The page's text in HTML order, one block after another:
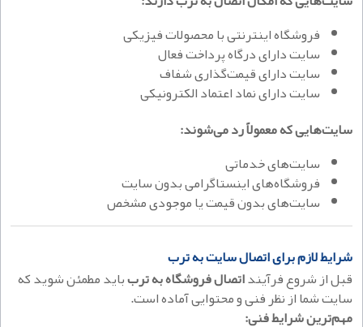
فروشگاه اینترنتی با محصولات فیزیکی
سایت دارای درگاه پرداخت فعال
سایت دارای قیمت‌گذاری شفاف
سایت دارای نماد اعتماد الکترونیکی
سایت‌هایی که معمولاً رد می‌شوند:
سایت‌های خدماتی
فروشگاه‌های اینستاگرامی بدون سایت
سایت‌های بدون قیمت یا موجودی مشخص
شرایط لازم برای اتصال سایت به ترب
قبل از شروع فرآینداتصال فروشگاه به تربباید مطمئن شوید که
سایت شما از نظر فنی و محتوایی آماده است.
مهم‌ترین شرایط فنی: